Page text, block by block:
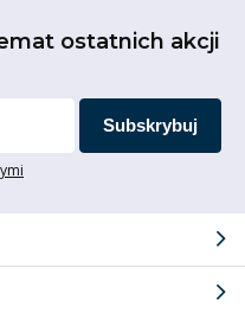
ostatnich akcji
Subskrybuj